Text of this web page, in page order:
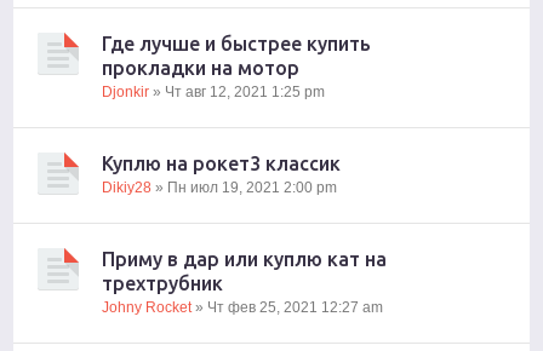
Где лучше и быстрее купить
прокладки на мотор
Djonkir » Чт авг 12, 2021 1:25 pm
Куплю на рокет3 классик
Dikiy28 » Пн июл 19, 2021 2:00 pm
Приму в дар или куплю кат на
трехтрубник
Johny Rocket» Чт фев 25, 2021 12:27 am